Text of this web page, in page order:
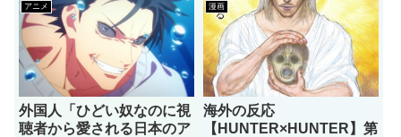
アニメ
外国人「ひどい奴なのに視
聴者から愛される日本のア
漫画
海外の反応
【HUNTER×HUNTER】第